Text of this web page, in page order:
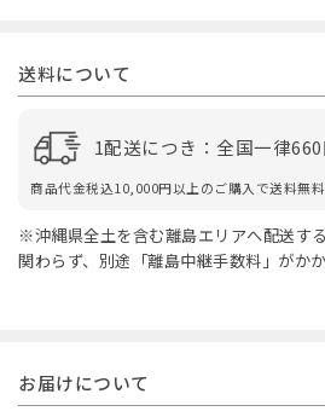
送料について
1配送につき：全国一律
商品代金税込10,000円以上のご購入で送料無料
※沖縄県全土を含む離島エリアへ配送す
関わらず、別途「離島中継手数料」がかか
お届けについて